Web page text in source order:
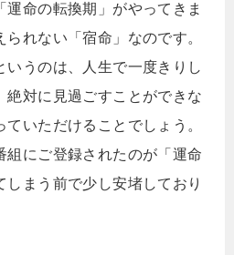
運命の転換期」がやってきま
れない「宿命」なのです。
いうのは、人生で一度きりし
絶対に見過ごすことができな
いただけることでしょう。
組にご登録されたのが「運命
まう前で少し安堵しており